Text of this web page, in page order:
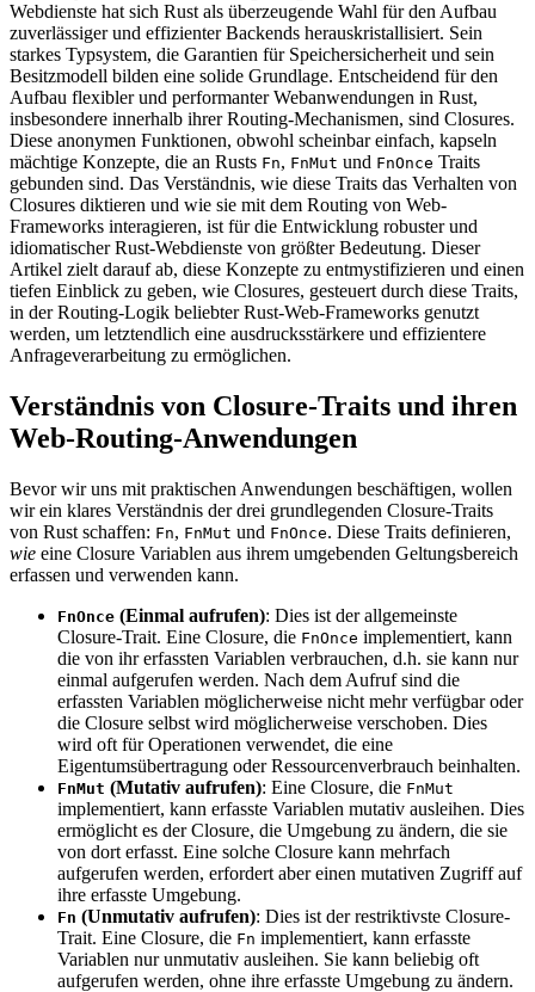
Webdienste hat sich Rust als überzeugende Wahl für den Aufbau
zuverlässiger und effizienter Backends herauskristallisiert. Sein
starkes Typsystem, die Garantien für Speichersicherheit und sein
Besitzmodell bilden eine solide Grundlage. Entscheidend für den
Aufbau flexibler und performanter Webanwendungen in Rust,
insbesondere innerhalb ihrer Routing-Mechanismen, sind Closures.
Diese anonymen Funktionen, obwohl scheinbar einfach, kapseln
mächtige Konzepte, die an Rusts Fn, FnMut und FnOnce Traits
gebunden sind. Das Verständnis, wie diese Traits das Verhalten von
Closures diktieren und wie sie mit dem Routing von Web-
Frameworks interagieren, ist für die Entwicklung robuster und
idiomatischer Rust-Webdienste von größter Bedeutung. Dieser
Artikel zielt darauf ab, diese Konzepte zu entmystifizieren und einen
tiefen Einblick zu geben, wie Closures, gesteuert durch diese Traits,
in der Routing-Logik beliebter Rust-Web-Frameworks genutzt
werden, um letztendlich eine ausdrucksstärkere und effizientere
Anfrageverarbeitung zu ermöglichen.
Verständnis von Closure-Traits und ihren
Web-Routing-Anwendungen
Bevor wir uns mit praktischen Anwendungen beschäftigen, wollen
wir ein klares Verständnis der drei grundlegenden Closure-Traits
von Rust schaffen: Fn, FnMut und FnOnce. Diese Traits definieren,
wie eine Closure Variablen aus ihrem umgebenden Geltungsbereich
erfassen und verwenden kann.
FnOnce (Einmal aufrufen): Dies ist der allgemeinste
Closure-Trait. Eine Closure, die FnOnce implementiert, kann
die von ihr erfassten Variablen verbrauchen, d.h. sie kann nur
einmal aufgerufen werden. Nach dem Aufruf sind die
erfassten Variablen möglicherweise nicht mehr verfügbar oder
die Closure selbst wird möglicherweise verschoben. Dies
wird oft für Operationen verwendet, die eine
Eigentumsübertragung oder Ressourcenverbrauch beinhalten.
FnMut (Mutativ aufrufen): Eine Closure, die FnMut
implementiert, kann erfasste Variablen mutativ ausleihen. Dies
ermöglicht es der Closure, die Umgebung zu ändern, die sie
von dort erfasst. Eine solche Closure kann mehrfach
aufgerufen werden, erfordert aber einen mutativen Zugriff auf
ihre erfasste Umgebung.
Fn (Unmutativ aufrufen): Dies ist der restriktivste Closure-
Trait. Eine Closure, die Fn implementiert, kann erfasste
Variablen nur unmutativ ausleihen. Sie kann beliebig oft
aufgerufen werden, ohne ihre erfasste Umgebung zu ändern.